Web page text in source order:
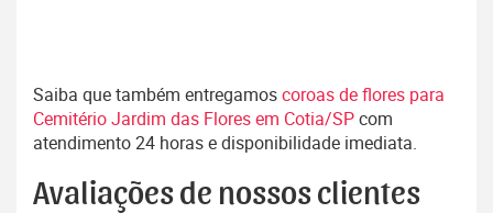
Saiba que também entregamoscoroas de flores para
Cemitério Jardim das Flores em Cotia/SPcom
atendimento 24 horas e disponibilidade imediata.
Avaliações de nossos clientes